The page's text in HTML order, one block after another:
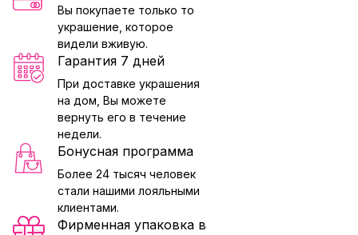
Вы покупаете только то
украшение, которое
видели вживую.
Гарантия 7 дней
При доставке украшения
на дом, Вы можете
вернуть его в течение
недели.
Бонусная программа
Более 24 тысяч человек
стали нашими лояльными
клиентами.
Фирменная упаковка в